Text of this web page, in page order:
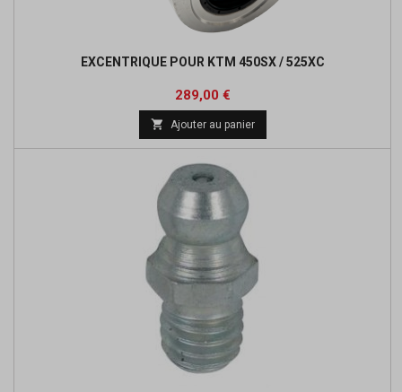
EXCENTRIQUE POUR KTM 450SX / 525XC
Prix
289,00 €
 Ajouter au panier